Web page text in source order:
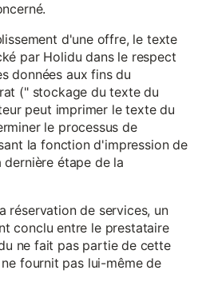
d'une offre, le texte
par Holidu dans le respect
données aux fins du
(" stockage du texte du
peut imprimer le texte du
le processus de
la fonction d'impression de
dernière étape de la
réservation de services, un
conclu entre le prestataire
ne fait pas partie de cette
fournit pas lui-même de